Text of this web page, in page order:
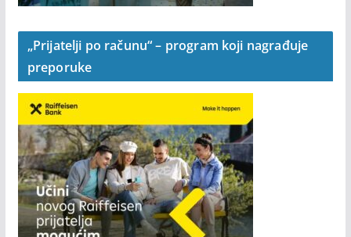
„Prijatelji po računu“ – program koji nagrađuje
preporuke